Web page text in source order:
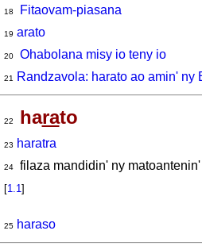
18
Fitaovam-piasana
19 arato
20
Ohabolana misy io teny io
21 Randzavola: harato ao amin' ny
22 harato
23
haratra
24filaza mandidin' ny
[1.1]
25 haraso